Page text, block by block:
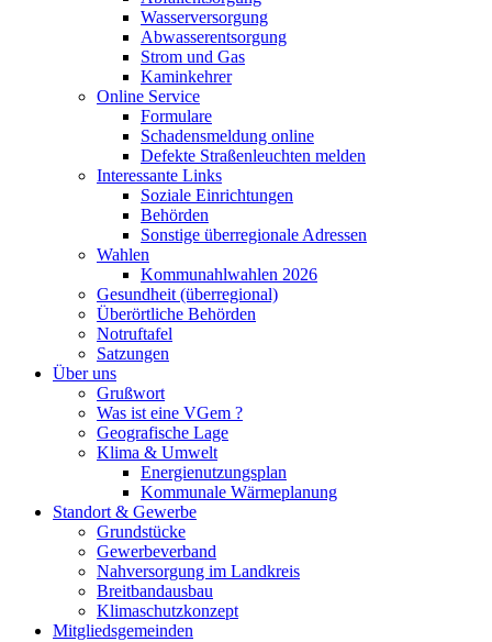
Wasserversorgung
Abwasserentsorgung
Strom und Gas
Kaminkehrer
Online Service
Formulare
Schadensmeldung online
Defekte Straßenleuchten melden
Interessante Links
Soziale Einrichtungen
Behörden
Sonstige überregionale Adressen
Wahlen
Kommunahlwahlen 2026
Gesundheit (überregional)
Überörtliche Behörden
Notruftafel
Satzungen
Über uns
Grußwort
Was ist eine VGem ?
Geografische Lage
Klima & Umwelt
Energienutzungsplan
Kommunale Wärmeplanung
Standort & Gewerbe
Grundstücke
Gewerbeverband
Nahversorgung im Landkreis
Breitbandausbau
Klimaschutzkonzept
Mitgliedsgemeinden